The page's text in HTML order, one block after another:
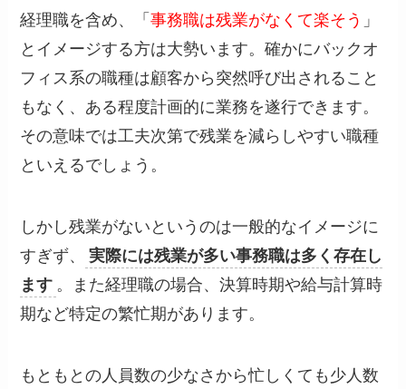
経理職を含め、「事務職は残業がなくて楽そう 」
とイメージする方は大勢います。確かにバックオ
フィス系の職種は顧客から突然呼び出されること
もなく、ある程度計画的に業務を遂行できます。
その意味では工夫次第で残業を減らしやすい職種
といえるでしょう。
しかし残業がないというのは一般的なイメージに
すぎず、
実際には残業が多い事務職は多く存在し
ます 。また経理職の場合、決算時期や給与計算時
期など特定の繁忙期があります。
もともとの人員数の少なさから忙しくても少人数